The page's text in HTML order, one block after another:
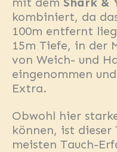
kombiniert, da
100m entfernt
15m Tiefe, in der
von Weich- und
eingenommen
Extra.
Obwohl hier
können, ist
meisten Tauch-